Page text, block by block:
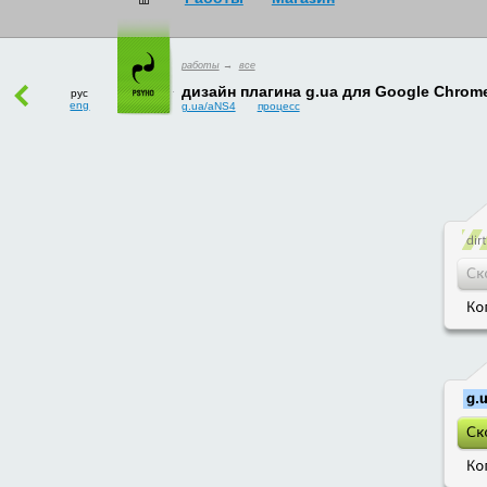
дизайн плагина g.ua для Google
g.ua/aNS4 процесс
работы→ все